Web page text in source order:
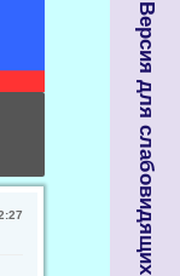
Версия для слабовидящих